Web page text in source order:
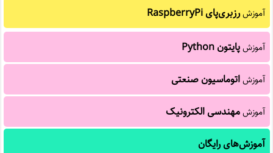
آموزشرزبری‌پای RaspberryPi
آموزشپایتون Python
آموزشاتوماسیون صنعتی
آموزشمهندسی الکترونیک
آموزش‌های رایگان